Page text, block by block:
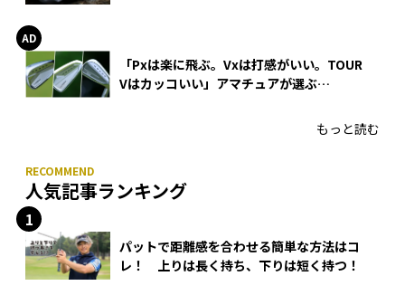
「Pxは楽に飛ぶ。Vxは打感がいい。TOUR
Vはカッコいい」アマチュアが選ぶ
もっと読む
人気記事ランキング
パットで距離感を合わせる簡単な方法はコ
レ！ 上りは長く持ち、下りは短く持つ！